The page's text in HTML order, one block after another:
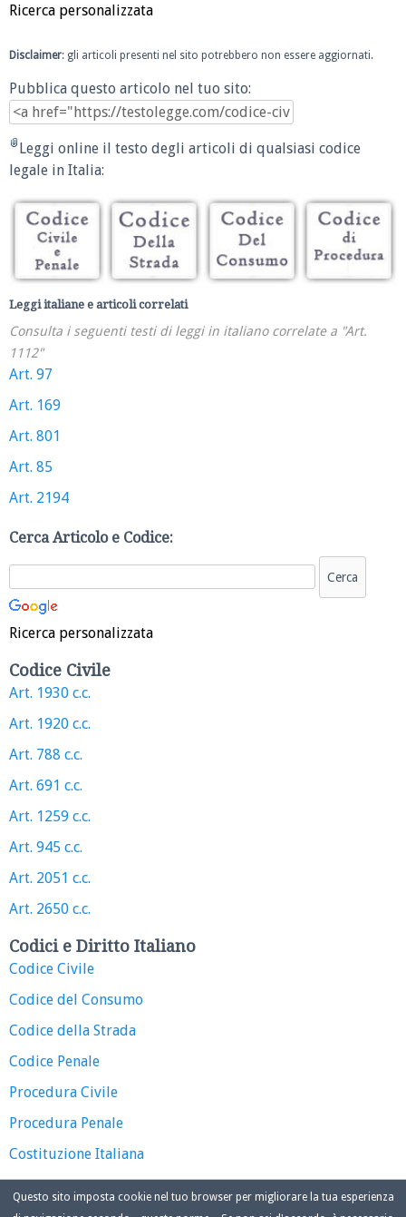
Ricerca personalizzata
Disclaimer: gli articoli presenti nel sito potrebbero non essere aggiornati.
Pubblica questo articolo nel tuo sito:
Leggi online il testo degli articoli di qualsiasi codice
legale in Italia:
Leggi italiane e articoli correlati
Consulta i seguenti testi di leggi in italiano correlate a "Art.
1112"
Art. 97
Art. 169
Art. 801
Art. 85
Art. 2194
Cerca Articolo e Codice:
Ricerca personalizzata
Codice Civile
Art. 1930 c.c.
Art. 1920 c.c.
Art. 788 c.c.
Art. 691 c.c.
Art. 1259 c.c.
Art. 945 c.c.
Art. 2051 c.c.
Art. 2650 c.c.
Codici e Diritto Italiano
Codice Civile
Codice del Consumo
Codice della Strada
Codice Penale
Procedura Civile
Procedura Penale
Costituzione Italiana
Questo sito imposta cookie nel tuo browser per migliorare la tua esperienza